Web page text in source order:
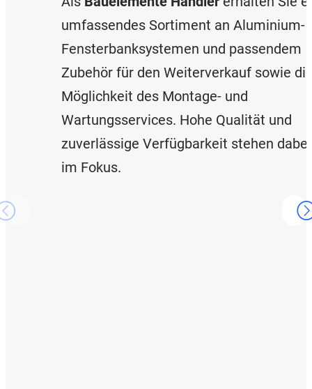
umfassendes Sortiment an Aluminium-
Fensterbanksystemen und passendem
Zubehör für den Weiterverkauf sowie
Möglichkeit des Montage- und
Wartungsservices. Hohe Qualität und
zuverlässige Verfügbarkeit stehen dabei
im Fokus.